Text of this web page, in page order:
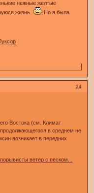
нежные желтые
жизнь
Но я была
24
в среднем не
возникает в передних
ветер с песком...